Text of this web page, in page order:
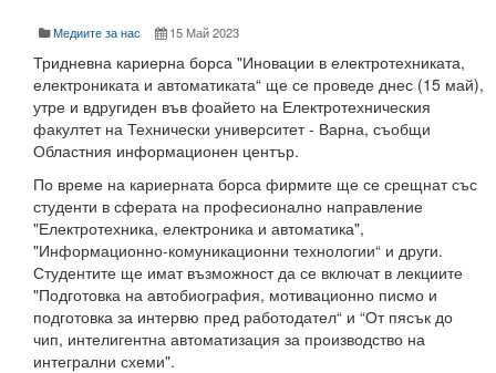
Докторанти
Научноизследователски институт
Начало
Съобщения НИИ
Контакти
ННП Млади учени и постдокторанти – 2, втори етап
ННП Млади учени и постдокторанти – 2, втори етап -
Медиите за нас 15 Май 2023
Тридневна кариерна борса "Иновации в електротехниката,
електрониката и автоматиката“ ще се проведе днес (15 май),
утре и вдругиден във фоайето на Електротехническия
факултет на Технически университет - Варна, съобщи
Областния информационен център.
По време на кариерната борса фирмите ще се срещнат със
студенти в сферата на професионално направление
"Електротехника, електроника и автоматика",
"Информационно-комуникационни технологии“ и други.
Студентите ще имат възможност да се включат в лекциите
"Подготовка на автобиография, мотивационно писмо и
подготовка за интервю пред работодател“ и “От пясък до
чип, интелигентна автоматизация за производство на
интегрални схеми".